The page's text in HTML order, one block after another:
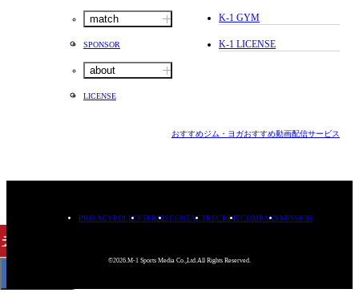
チケット
match
SPONSOR
about
LICENSE
K-1 GYM
K-1 LICENSE
おすすめジム・ヨガおすすめ動画配信サービス
PRIVACYPOLICYTERMSCONTACTRECRUITCOMPANYMISSION
©2026.M-1 Sports Media Co.,Ltd.All Rights Reserved.